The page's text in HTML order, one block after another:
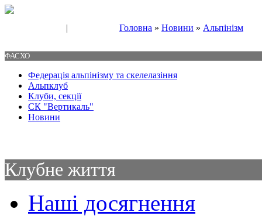
| Головна » Новини » Альпінізм
ФАСХО
Федерація альпінізму та скелелазіння
Альпклуб
Клуби, секції
СК "Вертикаль"
Новини
Клубне життя
Наші досягнення